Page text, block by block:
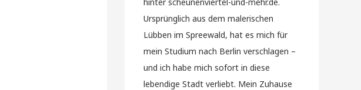
Ursprünglich aus dem malerischen
Lübben im Spreewald, hat es mich für
mein Studium nach Berlin verschlagen –
und ich habe mich sofort in diese
lebendige Stadt verliebt. Mein Zuhause